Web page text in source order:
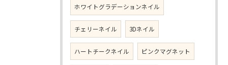
ホワイトグラデーションネイル
チェリーネイル 3Dネイル
ハートチークネイル ピンクマグネット